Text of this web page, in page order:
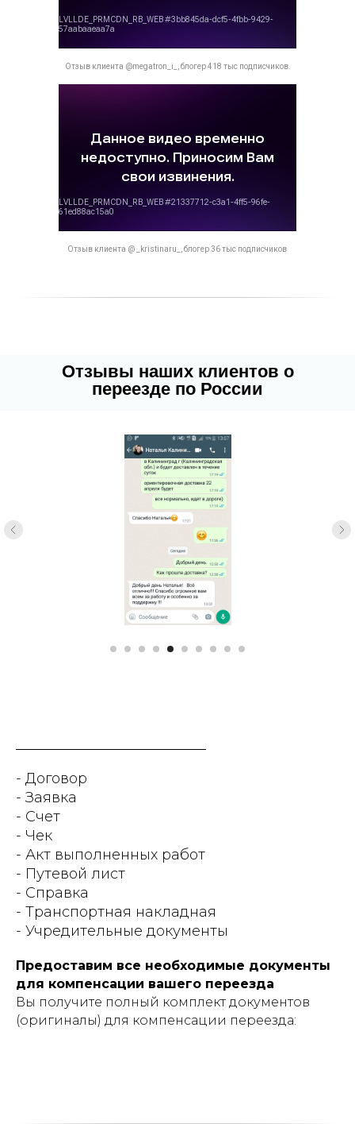
Отзыв клиента @megatron_i_, блогер 418 тыс подписчиков.
Отзыв клиента @ _kristinaru_, блогер 36 тыс подписчиков
Отзывы наших клиентов о
переезде по России
- Договор
- Заявка
- Счет
- Чек
- Акт выполненных работ
- Путевой лист
- Справка
- Транспортная накладная
- Учредительные документы
Предоставим все необходимые документы
для компенсации вашего переезда
Вы получите полный комплект документов
(оригиналы) для компенсации переезда: